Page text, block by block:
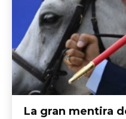
La gran mentira